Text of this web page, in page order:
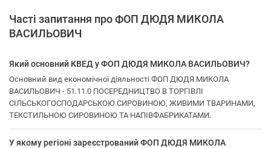
Часті запитання про ФОП ДЮДЯ МИКОЛА
ВАСИЛЬОВИЧ
Який основний КВЕД у ФОП ДЮДЯ МИКОЛА ВАСИЛЬОВИЧ?
Основний вид економічної діяльності ФОП ДЮДЯ МИКОЛА
ВАСИЛЬОВИЧ - 51.11.0 ПОСЕРЕДНИЦТВО В ТОРГІВЛІ
СІЛЬСЬКОГОСПОДАРСЬКОЮ СИРОВИНОЮ, ЖИВИМИ ТВАРИНАМИ,
ТЕКСТИЛЬНОЮ СИРОВИНОЮ ТА НАПІВФАБРИКАТАМИ.
У якому регіоні зареєстрований ФОП ДЮДЯ МИКОЛА